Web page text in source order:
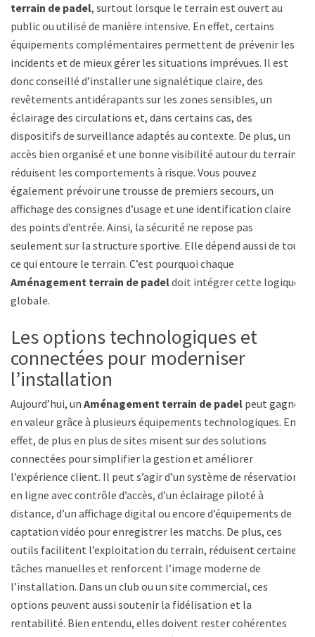
terrain de padel, surtout lorsque le terrain est ouvert au
public ou utilisé de manière intensive. En effet, certains
équipements complémentaires permettent de prévenir les
incidents et de mieux gérer les situations imprévues. Il est
donc conseillé d’installer une signalétique claire, des
revêtements antidérapants sur les zones sensibles, un
éclairage des circulations et, dans certains cas, des
dispositifs de surveillance adaptés au contexte. De plus, un
accès bien organisé et une bonne visibilité autour du terrain
réduisent les comportements à risque. Vous pouvez
également prévoir une trousse de premiers secours, un
affichage des consignes d’usage et une identification claire
des points d’entrée. Ainsi, la sécurité ne repose pas
seulement sur la structure sportive. Elle dépend aussi de tout
ce qui entoure le terrain. C’est pourquoi chaque
Aménagement terrain de padeldoit intégrer cette logique
globale.
Les options technologiques et
connectées pour moderniser
l’installation
Aujourd’hui, un Aménagement terrain de padel peut gagner
en valeur grâce à plusieurs équipements technologiques. En
effet, de plus en plus de sites misent sur des solutions
connectées pour simplifier la gestion et améliorer
l’expérience client. Il peut s’agir d’un système de réservation
en ligne avec contrôle d’accès, d’un éclairage piloté à
distance, d’un affichage digital ou encore d’équipements de
captation vidéo pour enregistrer les matchs. De plus, ces
outils facilitent l’exploitation du terrain, réduisent certaines
tâches manuelles et renforcent l’image moderne de
l’installation. Dans un club ou un site commercial, ces
options peuvent aussi soutenir la fidélisation et la
rentabilité. Bien entendu, elles doivent rester cohérentes